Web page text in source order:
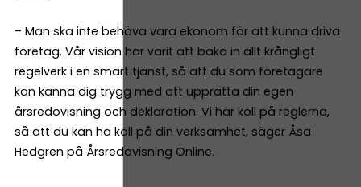
– Man ska inte behöva vara ekonom för att kunna driva
företag. Vår vision har varit att baka in allt krångligt
regelverk i en smart tjänst, så att du som företagare
kan känna dig trygg med att upprätta din egen
årsredovisning och deklaration. Vi har koll på reglerna,
så att du kan ha koll på din verksamhet, säger Åsa
Hedgren på Årsredovisning Online.